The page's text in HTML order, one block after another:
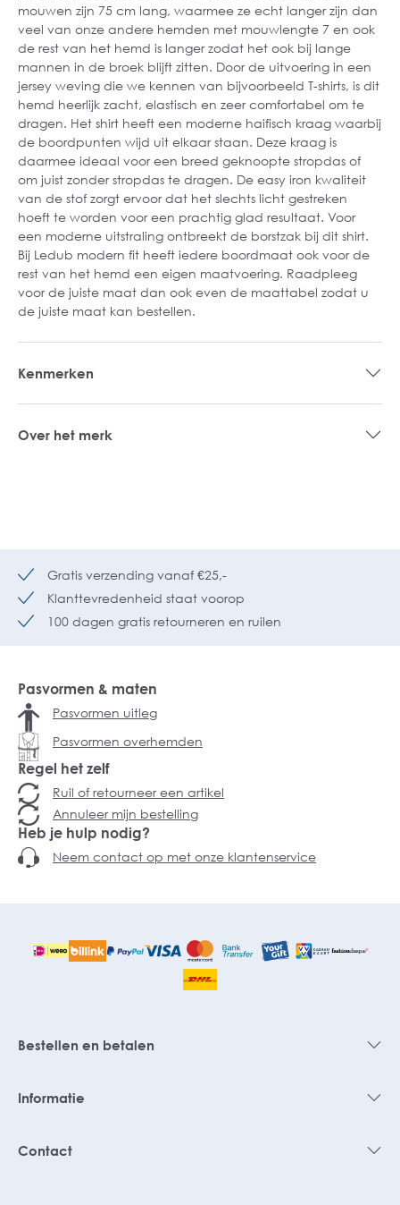
mouwen zijn 75 cm lang, waarmee ze echt langer zijn dan
veel van onze andere hemden met mouwlengte 7 en ook
de rest van het hemd is langer zodat het ook bij lange
mannen in de broek blijft zitten. Door de uitvoering in een
jersey weving die we kennen van bijvoorbeeld T-shirts, is dit
hemd heerlijk zacht, elastisch en zeer comfortabel om te
dragen. Het shirt heeft een moderne haifisch kraag waarbij
de boordpunten wijd uit elkaar staan. Deze kraag is
daarmee ideaal voor een breed geknoopte stropdas of
om juist zonder stropdas te dragen. De easy iron kwaliteit
van de stof zorgt ervoor dat het slechts licht gestreken
hoeft te worden voor een prachtig glad resultaat. Voor
een moderne uitstraling ontbreekt de borstzak bij dit shirt.
Bij Ledub modern fit heeft iedere boordmaat ook voor de
rest van het hemd een eigen maatvoering. Raadpleeg
voor de juiste maat dan ook even de maattabel zodat u
de juiste maat kan bestellen.
Kenmerken
Over het merk
Gratis verzending vanaf €25,-
Klanttevredenheid staat voorop
100 dagen gratis retourneren en ruilen
Pasvormen & maten
Pasvormen uitleg
Pasvormen overhemden
Regel het zelf
Ruil of retourneer een artikel
Annuleer mijn bestelling
Heb je hulp nodig?
Neem contact op met onze klantenservice
Bestellen en betalen
Informatie
Contact